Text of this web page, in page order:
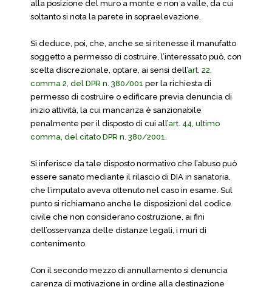
alla posizione del muro a monte e non a valle, da cui
soltanto si nota la parete in sopraelevazione.
Si deduce, poi, che, anche se si ritenesse il manufatto
soggetto a permesso di costruire, l’interessato può, con
scelta discrezionale, optare, ai sensi dell’art. 22,
comma 2, del DPR n. 380/001 per la richiesta di
permesso di costruire o edificare previa denuncia di
inizio attività, la cui mancanza è sanzionabile
penalmente per il disposto di cui all’art. 44, ultimo
comma, del citato DPR n. 380/2001.
Si inferisce da tale disposto normativo che l’abuso può
essere sanato mediante il rilascio di DIA in sanatoria,
che l’imputato aveva ottenuto nel caso in esame. Sul
punto si richiamano anche le disposizioni del codice
civile che non considerano costruzione, ai fini
dell’osservanza delle distanze legali, i muri di
contenimento.
Con il secondo mezzo di annullamento si denuncia
carenza di motivazione in ordine alla destinazione